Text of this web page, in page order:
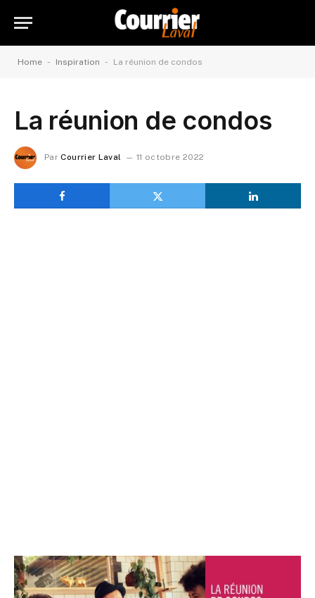
Home - Inspiration - La réunion de condos
La réunion de condos
Par Courrier Laval 11 octobre 2022